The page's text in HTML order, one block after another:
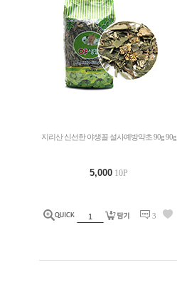
지리산 신선한 야생꼴 설사예방약초 90g 90g
5,000 10P
3